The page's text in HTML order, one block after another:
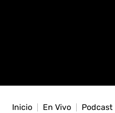
Inicio En Vivo Podcast